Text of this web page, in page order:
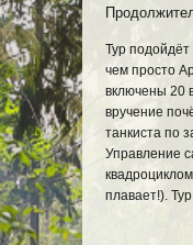
Тур подойдёт
чем просто
включены 20
вручение
танкиста по
Управление
плавает!).